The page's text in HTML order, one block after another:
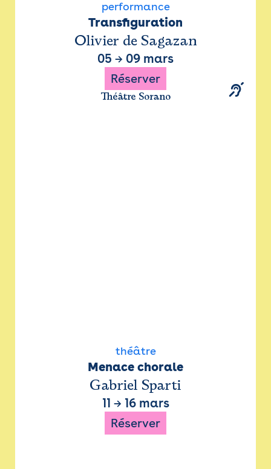
performance
Transfiguration
Olivier de Sagazan
05 → 09 mars
Réserver
Théâtre Sorano
théâtre
Menace chorale
Gabriel Sparti
11 → 16 mars
Réserver